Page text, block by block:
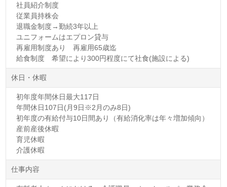
社員紹介制度
従業員持株会
退職金制度→勤続3年以上
ユニフォームはエプロン貸与
再雇用制度あり 再雇用65歳迄
給食制度 希望により300円程度にて社食(施設による)
休日・休暇
初年度年間休日最大117日
年間休日107日(月9日※2月のみ8日)
初年度の有給付与10日間あり（有給消化率は年々増加傾向）
産前産後休暇
育児休暇
介護休暇
仕事内容